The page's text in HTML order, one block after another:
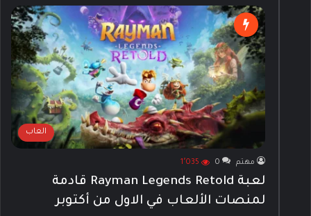
العاب
مهتم 0 1٬035
لعبة Rayman Legends Retold قادمة
لمنصات الألعاب في الاول من أكتوبر